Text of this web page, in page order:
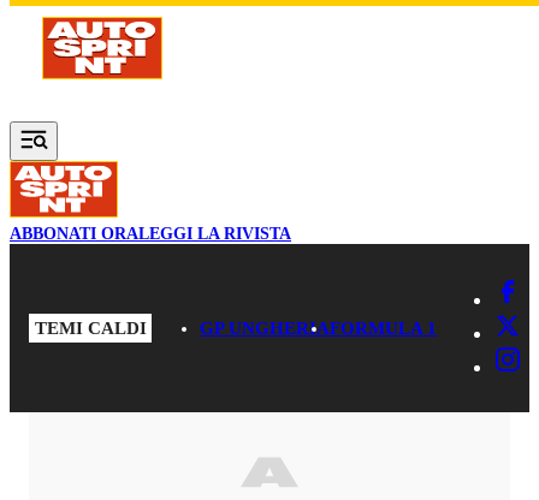
Vai al contenuto principale
ABBONATI ORALEGGI LA RIVISTA
TEMI CALDI GP UNGHERIAFORMULA 1